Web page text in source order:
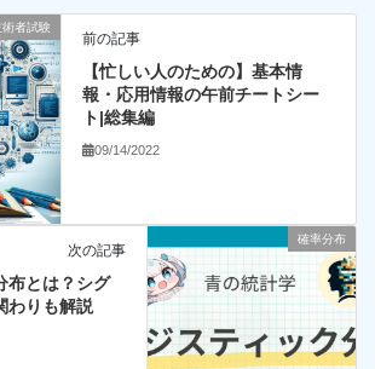
者試験
前の記事
【忙しい人のための】基本情
報・応用情報の午前チートシー
ト|総集編
09/14/2022
確率分布
次の記事
布とは？シグ
わりも解説